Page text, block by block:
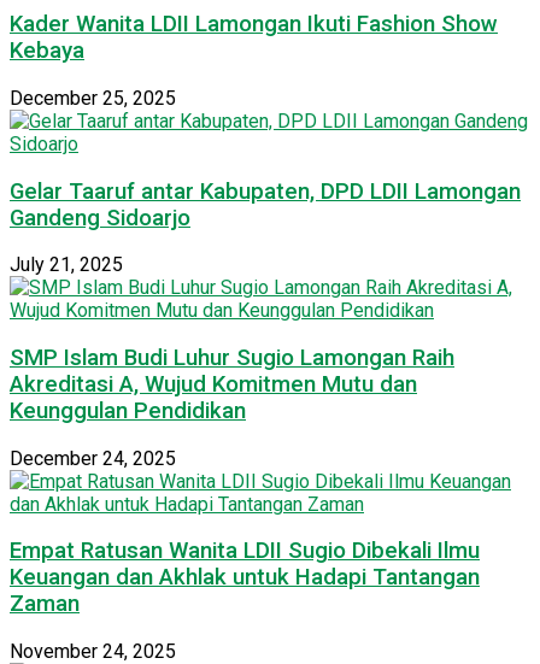
Kader Wanita LDII Lamongan Ikuti Fashion Show
Kebaya
December 25, 2025
Gelar Taaruf antar Kabupaten, DPD LDII Lamongan
Gandeng Sidoarjo
July 21, 2025
SMP Islam Budi Luhur Sugio Lamongan Raih
Akreditasi A, Wujud Komitmen Mutu dan
Keunggulan Pendidikan
December 24, 2025
Empat Ratusan Wanita LDII Sugio Dibekali Ilmu
Keuangan dan Akhlak untuk Hadapi Tantangan
Zaman
November 24, 2025